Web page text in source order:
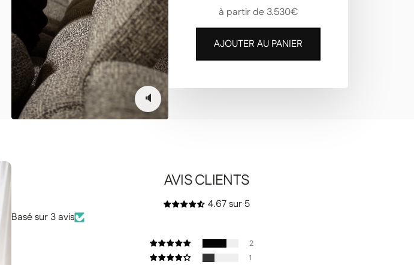
🔈
à partir de 3.530€
AJOUTER AU PANIER
AVIS CLIENTS
4.67 sur 5
Basé sur 3 avis
2
1